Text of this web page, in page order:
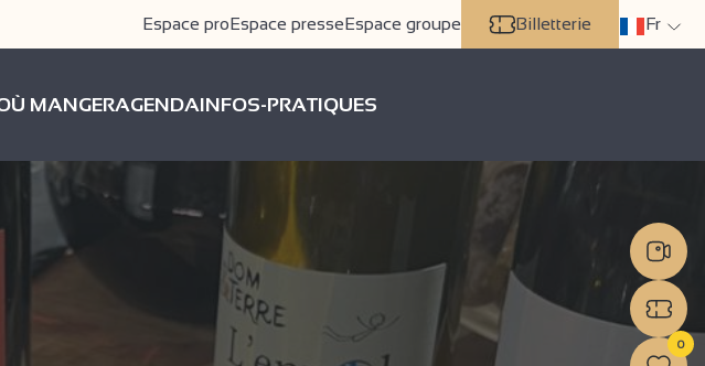
Espace proEspace presseEspace groupe Billetterie Fr
MANGERAGENDAINFOS-PRATIQUES
0